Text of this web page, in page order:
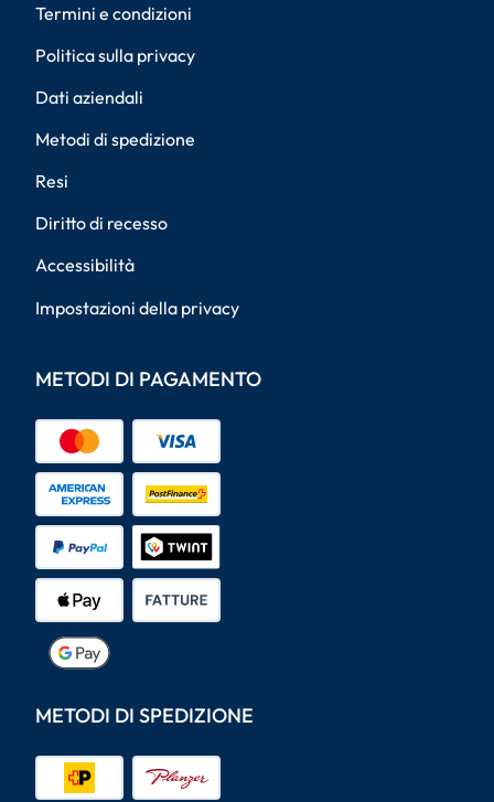
Termini e condizioni
Politica sulla privacy
Dati aziendali
Metodi di spedizione
Resi
Diritto di recesso
Accessibilità
Impostazioni della privacy
METODI DI PAGAMENTO
METODI DI SPEDIZIONE